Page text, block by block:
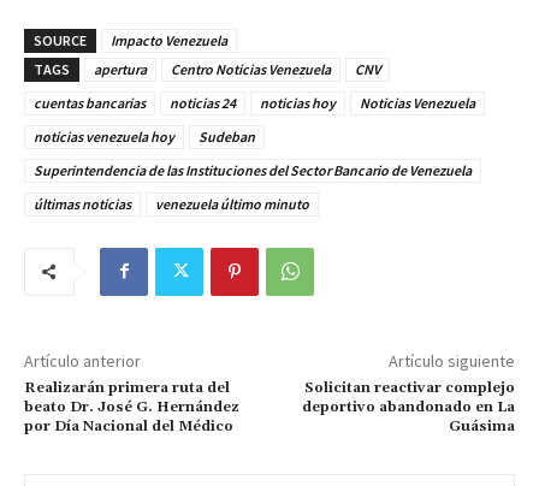
SOURCE
Impacto Venezuela
TAGS
apertura Centro Noticias Venezuela
CNV
cuentas bancarias
noticias 24 noticias hoy
Noticias Venezuela
noticias venezuela hoy
Sudeban
Superintendencia de las Instituciones del Sector Bancario de Venezuela
últimas noticias
venezuela último minuto
Artículo anterior
Realizarán primera ruta del
beato Dr. José G. Hernández
por Día Nacional del Médico
Artículo siguiente
Solicitan reactivar complejo
deportivo abandonado en La
Guásima